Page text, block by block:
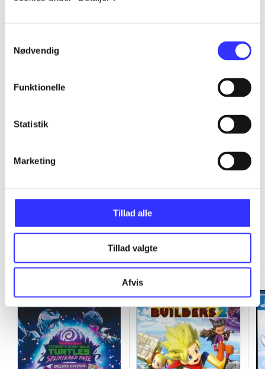
Nødvendig
Funktionelle
Statistik
Marketing
Tillad alle
Tillad valgte
Afvis